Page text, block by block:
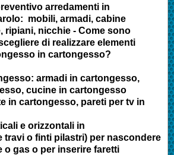
arredamenti in
: mobili, armadi, cabine
ripiani, nicchie - Come sono
di realizzare elementi
in cartongesso?
armadi in cartongesso,
cucine in cartongesso
in cartongesso, pareti per tv in
e orizzontali in
travi o finti pilastri) per nascondere
o gas o per inserire faretti